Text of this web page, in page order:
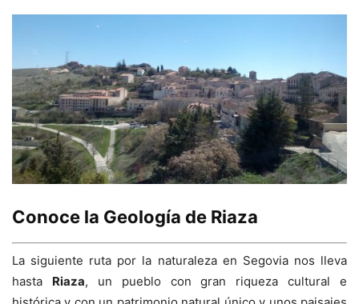
Conoce la Geología de Riaza
La siguiente ruta por la naturaleza en Segovia nos lleva
hasta Riaza, un pueblo con gran riqueza cultural e